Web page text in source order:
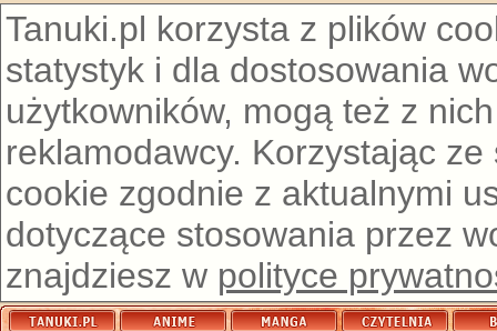
Tanuki.pl korzysta z plików
statystyk i dla dostosowania
użytkowników, mogą też z
reklamodawcy. Korzystając
cookie zgodnie z aktualnymi
dotyczące stosowania przez
znajdziesz w polityce